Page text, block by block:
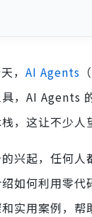
， AI Agents
，AI Agents
，这让不少人
兴起，任何
如何利用零
实用案例，帮